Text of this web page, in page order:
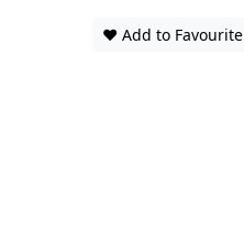
❤️ Add to Favourite